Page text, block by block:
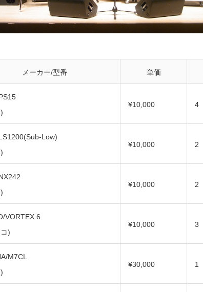
メーカー/型番 単価
¥10,000 4
Low)
¥10,000 2
¥10,000 2
VORTEX 6
)
¥10,000 3
M7CL
¥30,000 1